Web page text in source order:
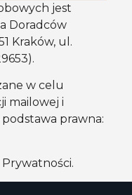
jest
Doradców
Kraków, ul.
w celu
mailowej i
prawna:
.